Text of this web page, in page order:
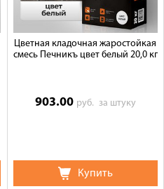
Цветная кладочная жаростойкая
смесь Печникъ цвет белый 20,0 кг
903.00 руб. за штуку
Купить